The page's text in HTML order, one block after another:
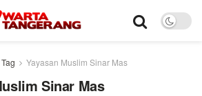
Tag Yayasan Muslim Sinar Mas
Sinar Mas